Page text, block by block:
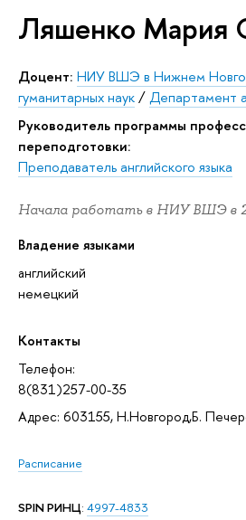
Ляшенко Мария
Доцент: НИУ ВШЭ в Нижнем
гуманитарных наук/Департамент
Руководитель программы профессиональной
переподготовки:
Преподаватель английского языка
Начала работать в НИУ ВШЭ в
Владение языками
английский
немецкий
Контакты
Телефон:
8(831)257-00-35
Адрес: 603155, Н.Новгород,Б.
Расписание
SPIN РИНЦ: 4997-4833